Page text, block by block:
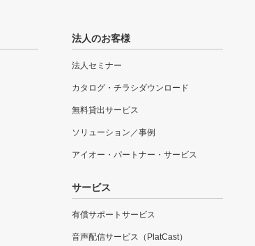
法人のお客様
法人セミナー
カタログ・チラシダウンロード
無料貸出サービス
ソリューション／事例
アイオー・パートナー・サービス
サービス
有償サポートサービス
音声配信サービス（PlatCast）